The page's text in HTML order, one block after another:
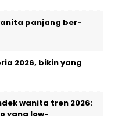
panjang ber-
2026, bikin yang
wanita tren 2026: